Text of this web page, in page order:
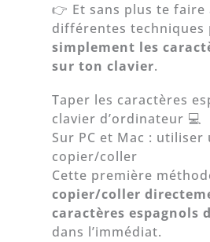
👉 Et sans plus te
différentes
simplement les
sur ton clavier.
Taper les caractères
clavier d’ordinateur 💻
Sur PC et Mac : utiliser
copier/coller
Cette première
copier/coller
caractères espagnols
dans l’immédiat.